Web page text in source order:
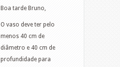
Boa tarde Bruno,
O vaso deve ter pelo
menos 40 cm de
diâmetro e 40 cm de
profundidade para